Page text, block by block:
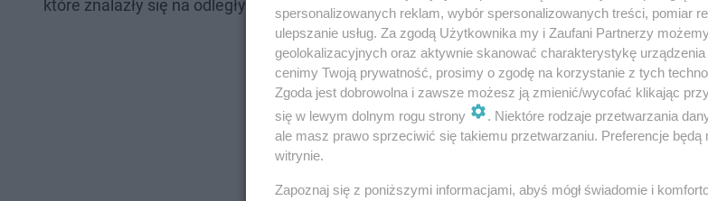
które znalazły się na odległym, 20. miejscu w Polsce.spersonalizowanych reklam, wybór spersonalizowanych treści, pomiar
ulepszanie usług. Za zgodą Użytkownika my i Zaufani Partnerzy
geolokalizacyjnych oraz aktywnie skanować charakterystykę
cenimy Twoją prywatność, prosimy o zgodę na korzystanie z tych
Zgoda jest dobrowolna i zawsze możesz ją zmienić/wycofać klikając
się w lewym dolnym rogu strony
. Niektóre rodzaje przetwarzania
ale masz prawo sprzeciwić się takiemu przetwarzaniu. Preferencje będą
witrynie.
Zapoznaj się z poniższymi informacjami, abyś mógł świadomie i